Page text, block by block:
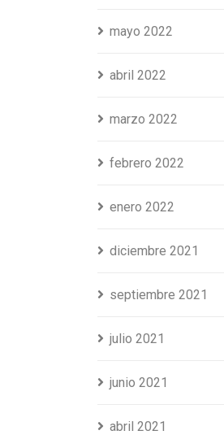
mayo 2022
abril 2022
marzo 2022
febrero 2022
enero 2022
diciembre 2021
septiembre 2021
julio 2021
junio 2021
abril 2021